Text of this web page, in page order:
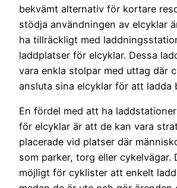
bekvämt alternativ för kortare
stödja användningen av elcyklar
ha tillräckligt med
laddplatser för elcyklar. Dessa
vara enkla stolpar med uttag där
ansluta sina elcyklar för att ladda
En fördel med att ha
för elcyklar är att de kan vara
placerade vid platser där
som parker, torg eller cykelvägar.
möjligt för cyklister att enkelt